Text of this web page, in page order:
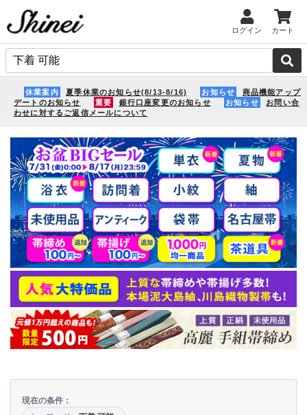
ログイン カート
休業案内 夏季休業のお知らせ(8/13-8/16) お知らせ
商品機能アップ
デートのお知らせ
重要 銀行口座変更のお知らせ お知らせ
お問い合
わせに対するご返信メールについて
現在の条件：